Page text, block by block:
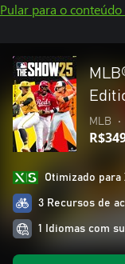
Pular para o
MLB •
Otimizado para
3 Recursos de
1 Idiomas com